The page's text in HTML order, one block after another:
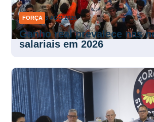
FORÇA 3 AGO 2026
Ganho real prevalece nas
salariais em 2026